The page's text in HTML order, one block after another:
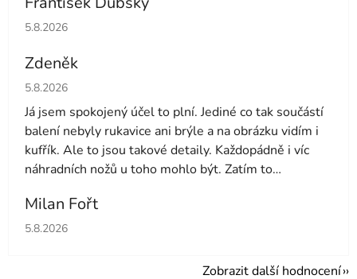
Hodnocení obchodu je 5 z 5 hvězdiček.
5.8.2026
Zdeněk
Hodnocení obchodu je 4 z 5 hvězdiček.
5.8.2026
Já jsem spokojený účel to plní. Jediné co tak součástí
balení nebyly rukavice ani brýle a na obrázku vidím i
kufřík. Ale to jsou takové detaily. Každopádně i víc
náhradních nožů u toho mohlo být. Zatím to
Milan Fořt
Hodnocení obchodu je 5 z 5 hvězdiček.
5.8.2026
Zobrazit další hodnocení